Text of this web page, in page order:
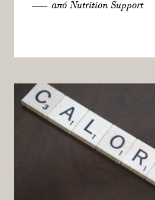
από Nutrition Support